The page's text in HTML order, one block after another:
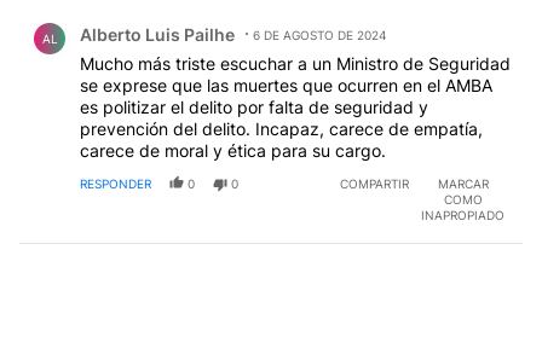
AL Alberto Luis Pailhe 6 DE AGOSTO DE 2024
Mucho más triste escuchar a un Ministro de Seguridad
se exprese que las muertes que ocurren en el AMBA
es politizar el delito por falta de seguridad y
prevención del delito. Incapaz, carece de empatía,
carece de moral y ética para su cargo.
RESPONDER 0 0 COMPARTIR
MARCAR
COMO
INAPROPIADO